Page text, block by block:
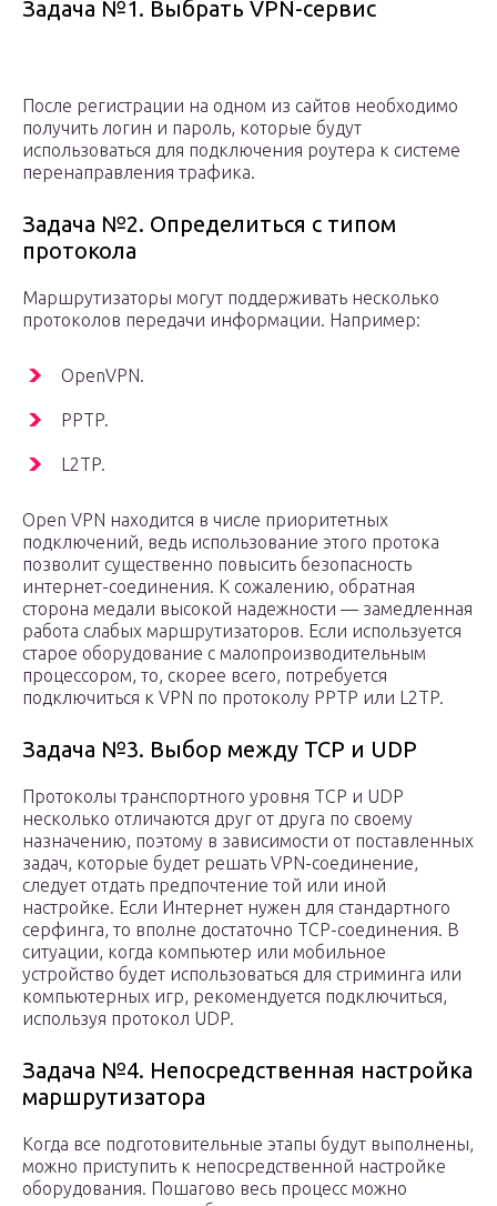
Задача №1. Выбрать VPN-сервис
После регистрации на одном из сайтов необходимо
получить логин и пароль, которые будут
использоваться для подключения роутера к системе
перенаправления трафика.
Задача №2. Определиться с типом
протокола
Маршрутизаторы могут поддерживать несколько
протоколов передачи информации. Например:
OpenVPN.
PPTP.
L2TP.
Open VPN находится в числе приоритетных
подключений, ведь использование этого протока
позволит существенно повысить безопасность
интернет-соединения. К сожалению, обратная
сторона медали высокой надежности — замедленная
работа слабых маршрутизаторов. Если используется
старое оборудование с малопроизводительным
процессором, то, скорее всего, потребуется
подключиться к VPN по протоколу PPTP или L2TP.
Задача №3. Выбор между TCP и UDP
Протоколы транспортного уровня TCP и UDP
несколько отличаются друг от друга по своему
назначению, поэтому в зависимости от поставленных
задач, которые будет решать VPN-соединение,
следует отдать предпочтение той или иной
настройке. Если Интернет нужен для стандартного
серфинга, то вполне достаточно TCP-соединения. В
ситуации, когда компьютер или мобильное
устройство будет использоваться для стриминга или
компьютерных игр, рекомендуется подключиться,
используя протокол UDP.
Задача №4. Непосредственная настройка
маршрутизатора
Когда все подготовительные этапы будут выполнены,
можно приступить к непосредственной настройке
оборудования. Пошагово весь процесс можно